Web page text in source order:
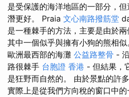
是受保護的海洋地區的一部分，
潛更好。 Praia 文心南路撥筋堂
是一種棘手的方法，主要是由於兩
其中一個似乎與擁有小狗的熊相似
歐洲最西部的海灘 公益路整骨 -
路很棘手 台胞證 香港 - 但結果，
是狂野而自然的。 由於景點的許
實際上是從我們方向稅的窗口中的